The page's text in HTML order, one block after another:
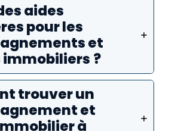
aides
pour les
et
immobiliers ?
trouver un
et
à